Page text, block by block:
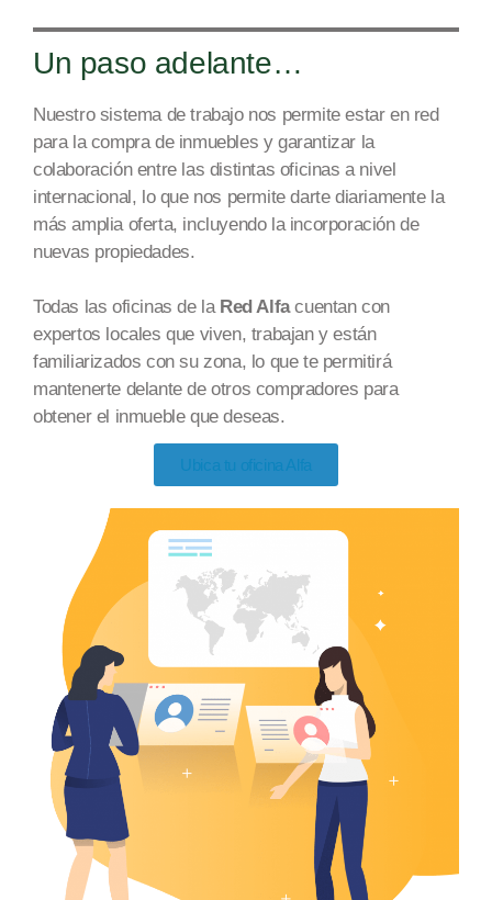
Un paso adelante…
Nuestro sistema de trabajo nos permite estar en red
para la compra de inmuebles y garantizar la
colaboración entre las distintas oficinas a nivel
internacional, lo que nos permite darte diariamente la
más amplia oferta, incluyendo la incorporación de
nuevas propiedades.
Todas las oficinas de la Red Alfacuentan con
expertos locales que viven, trabajan y están
familiarizados con su zona, lo que te permitirá
mantenerte delante de otros compradores para
obtener el inmuebleque deseas.
Ubica tu oficina Alfa